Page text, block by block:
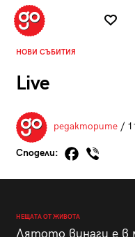
НОВИ СЪБИТИЯ
Live
редакторите/
Сподели:
НЕЩАТА ОТ ЖИВОТА
Лятото винаги е в